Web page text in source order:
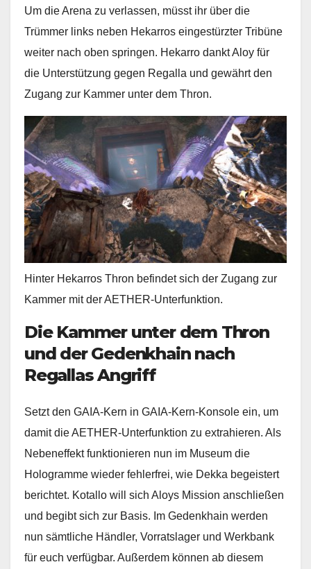
Um die Arena zu verlassen, müsst ihr über die
Trümmer links neben Hekarros eingestürzter Tribüne
weiter nach oben springen. Hekarro dankt Aloy für
die Unterstützung gegen Regalla und gewährt den
Zugang zur Kammer unter dem Thron.
Hinter Hekarros Thron befindet sich der Zugang zur
Kammer mit der AETHER-Unterfunktion.
Die Kammer unter dem Thron
und der Gedenkhain nach
Regallas Angriff
Setzt den GAIA-Kern in GAIA-Kern-Konsole ein, um
damit die AETHER-Unterfunktion zu extrahieren. Als
Nebeneffekt funktionieren nun im Museum die
Hologramme wieder fehlerfrei, wie Dekka begeistert
berichtet. Kotallo will sich Aloys Mission anschließen
und begibt sich zur Basis. Im Gedenkhain werden
nun sämtliche Händler, Vorratslager und Werkbank
für euch verfügbar. Außerdem können ab diesem